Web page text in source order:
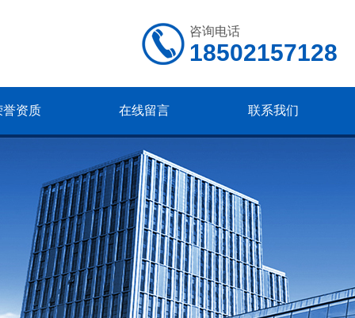
咨询电话
18502157128
誉资质 在线留言 联系我们